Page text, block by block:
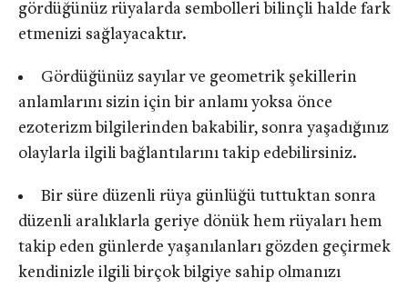
gördüğünüz rüyalarda sembolleri bilinçli halde fark
etmenizi sağlayacaktır.
Gördüğünüz sayılar ve geometrik şekillerin
anlamlarını sizin için bir anlamı yoksa önce
ezoterizm bilgilerinden bakabilir, sonra yaşadığınız
olaylarla ilgili bağlantılarını takip edebilirsiniz.
Bir süre düzenli rüya günlüğü tuttuktan sonra
düzenli aralıklarla geriye dönük hem rüyaları hem
takip eden günlerde yaşanılanları gözden geçirmek
kendinizle ilgili birçok bilgiye sahip olmanızı